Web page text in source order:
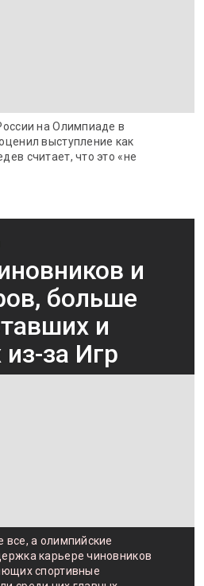
на Олимпиаде в
выступление как
считает, что это «не
и
больше
и
за Игр
а олимпийские
карьере чиновников
спортивные